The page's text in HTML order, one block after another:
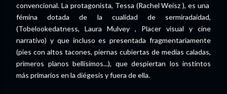
convencional. La protagonista, Tessa (Rachel Weisz ), es una
fémina dotada de la cualidad de sermiradaidad,
(Tobelookedatness, Laura Mulvey , Placer visual y cine
narrativo) y que incluso es presentada fragmentariamente
(pies con altos tacones, piernas cubiertas de medias caladas,
primeros planos bellísimos...), que despiertan los instintos
más primarios en la diégesis y fuera de ella.